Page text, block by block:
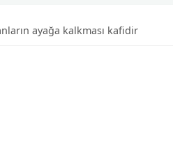
ayağa kalkması kafidir